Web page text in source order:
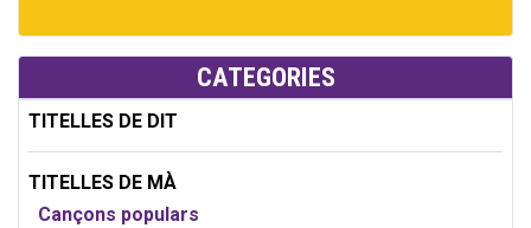
CATEGORIES
TITELLES DE DIT
TITELLES DE MÀ
Cançons populars